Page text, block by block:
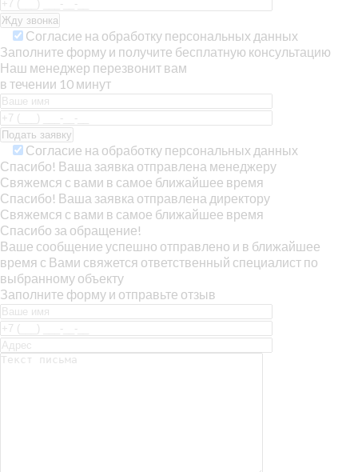
Согласие на обработку персональных данных
Заполните форму и получите бесплатную консультацию
Наш менеджер перезвонит вам
в течении 10 минут
Согласие на обработку персональных данных
Спасибо! Ваша заявка отправлена менеджеру
Свяжемся с вами в самое ближайшее время
Спасибо! Ваша заявка отправлена директору
Свяжемся с вами в самое ближайшее время
Спасибо за обращение!
Ваше сообщение успешно отправлено и в ближайшее
время с Вами свяжется ответственный специалист по
выбранному объекту
Заполните форму и отправьте отзыв